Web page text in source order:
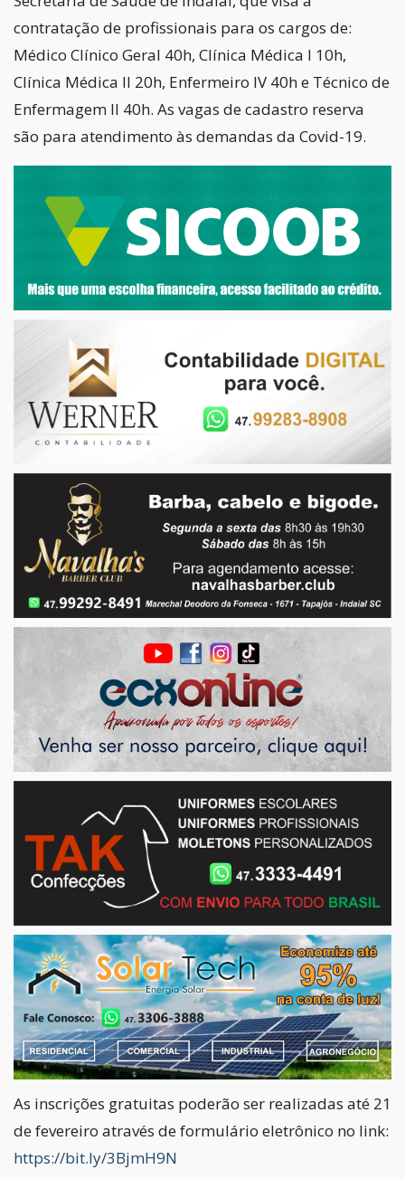
contratação de profissionais para os cargos de:
Médico Clínico Geral 40h, Clínica Médica I 10h,
Clínica Médica II 20h, Enfermeiro IV 40h e Técnico de
Enfermagem II 40h. As vagas de cadastro reserva
são para atendimento às demandas da Covid-19.
As inscrições gratuitas poderão ser realizadas até 21
de fevereiro através de formulário eletrônico no link:
https://bit.ly/3BjmH9N